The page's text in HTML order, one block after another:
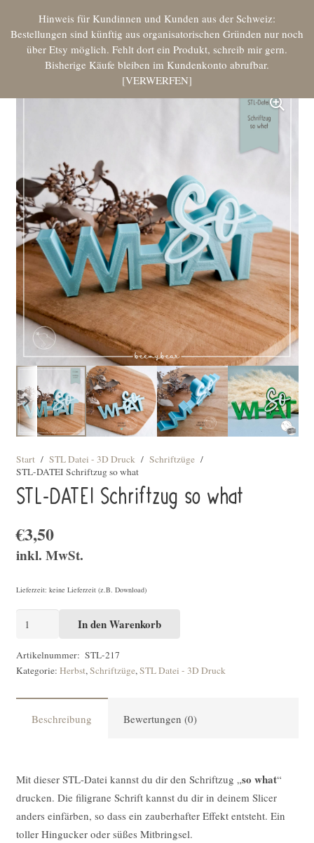
Hinweis für Kundinnen und Kunden aus der Schweiz:
Bestellungen sind künftig aus organisatorischen Gründen nur noch
über Etsy möglich. Fehlt dort ein Produkt, schreib mir gern.
Bisherige Käufe bleiben im Kundenkonto abrufbar.
VERWERFEN
Start / STL Datei - 3D Druck / Schriftzüge /
STL-DATEI Schriftzug so what
STL-DATEI Schriftzug so what
€3,50
inkl. MwSt.
Lieferzeit: keine Lieferzeit (z.B. Download)
Schriftzug
so
Menge
In den Warenkorb
Artikelnummer: STL-217
Kategorie: Herbst,Schriftzüge,STL Datei - 3D Druck
Beschreibung Bewertungen (0)
Mit dieser STL-Datei kannst du dir den Schriftzug „so what“
drucken. Die filigrane Schrift kannst du dir in deinem Slicer
anders einfärben, so dass ein zauberhafter Effekt entsteht. Ein
toller Hingucker oder süßes Mitbringsel.